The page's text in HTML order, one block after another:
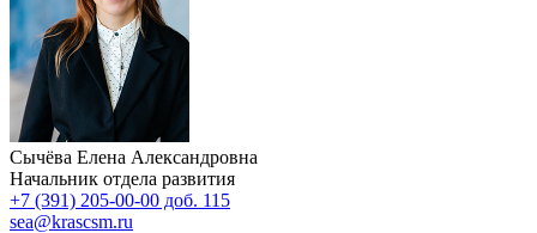
Сычёва Елена Александровна
Начальник отдела развития
+7 (391) 205-00-00 доб. 115
sea@krascsm.ru